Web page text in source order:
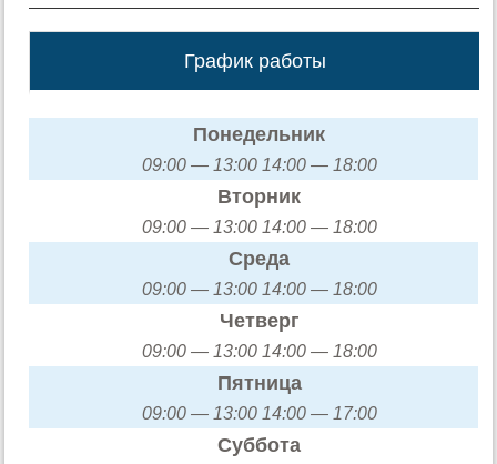
График работы
Понедельник
09:00 — 13:00 14:00 — 18:00
Вторник
09:00 — 13:00 14:00 — 18:00
Среда
09:00 — 13:00 14:00 — 18:00
Четверг
09:00 — 13:00 14:00 — 18:00
Пятница
09:00 — 13:00 14:00 — 17:00
Суббота